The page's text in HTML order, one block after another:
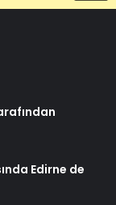
Edirne de